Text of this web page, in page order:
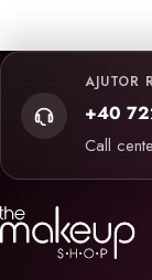
AJUTOR
+40
Call